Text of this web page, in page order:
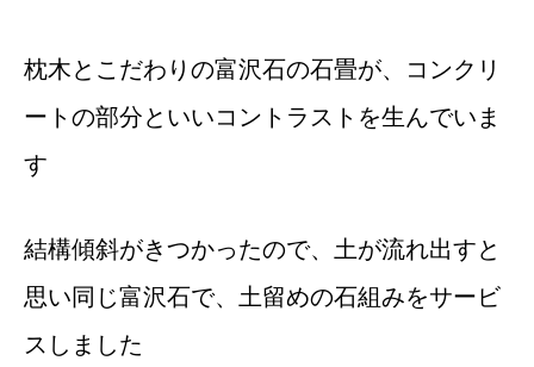
枕木とこだわりの富沢石の石畳が、コンクリ
ートの部分といいコントラストを生んでいま
す
結構傾斜がきつかったので、土が流れ出すと
思い同じ富沢石で、土留めの石組みをサービ
スしました